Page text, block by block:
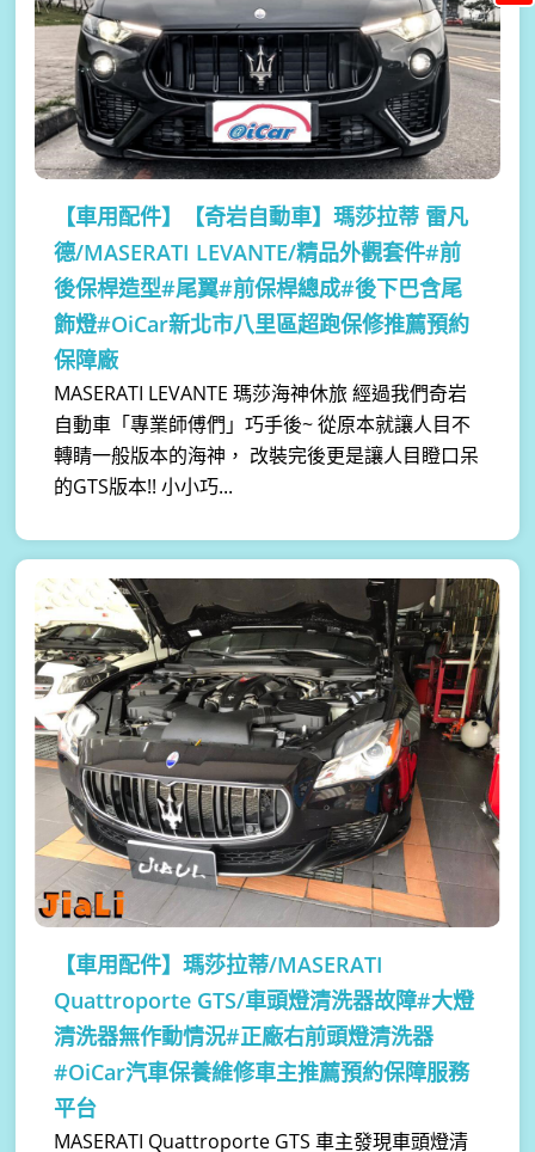
【車用配件】
【奇岩自動車】瑪莎拉蒂 雷凡
德/MASERATI LEVANTE/精品外觀套件#前
後保桿造型#尾翼#前保桿總成#後下巴含尾
飾燈#OiCar新北市八里區超跑保修推薦預約
保障廠
MASERATI LEVANTE 瑪莎海神休旅 經過我們奇岩
自動車「專業師傅們」巧手後~ 從原本就讓人目不
轉睛一般版本的海神， 改裝完後更是讓人目瞪口呆
的GTS版本!! 小小巧...
【車用配件】瑪莎拉蒂/MASERATI
Quattroporte GTS/車頭燈清洗器故障#大燈
清洗器無作動情況#正廠右前頭燈清洗器
#OiCar汽車保養維修車主推薦預約保障服務
平台
MASERATI Quattroporte GTS 車主發現車頭燈清